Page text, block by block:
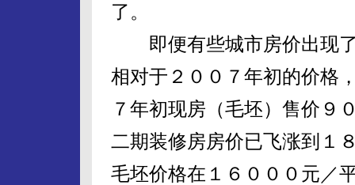
了。
即便有些城市房价出现了
相对于２００７年初的价格
７年初现房（毛坯）售价９
二期装修房房价已飞涨到１
毛坯价格在１６０００元／